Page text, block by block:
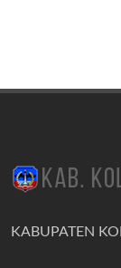
KABUPATEN